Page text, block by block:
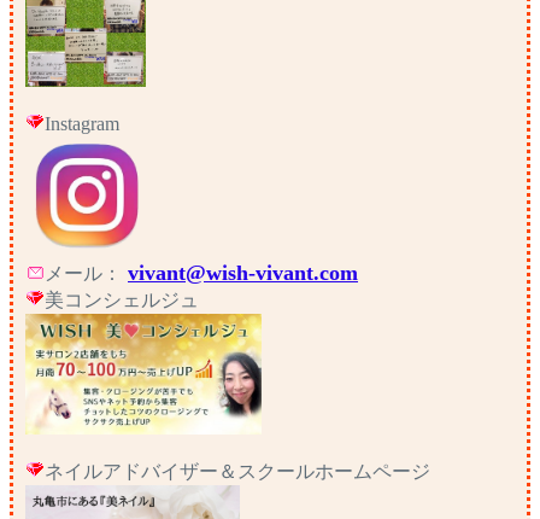
Instagram
メール： vivant@wish-vivant.com
美コンシェルジュ
ネイルアドバイザー＆スクールホームページ